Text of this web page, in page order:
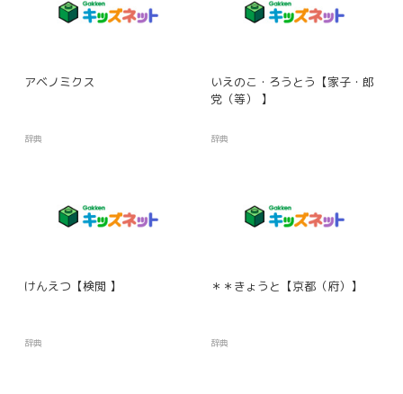
アベノミクス
辞典
いえのこ・ろうとう【家子・郎
党（等） 】
辞典
けんえつ【検閲 】
辞典
＊＊きょうと【京都（府）】
辞典